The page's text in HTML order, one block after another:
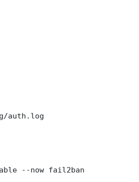
auth.log
--now fail2ban